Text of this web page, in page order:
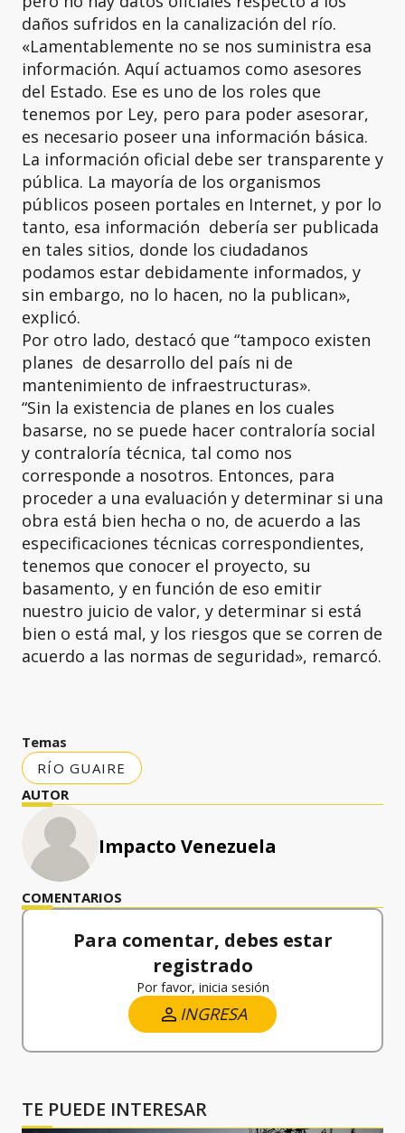
daños sufridos en la canalización del río.
«Lamentablemente no se nos suministra esa
información. Aquí actuamos como asesores
del Estado. Ese es uno de los roles que
tenemos por Ley, pero para poder asesorar,
es necesario poseer una información básica.
La información oficial debe ser transparente y
pública. La mayoría de los organismos
públicos poseen portales en Internet, y por lo
tanto, esa información debería ser publicada
en tales sitios, donde los ciudadanos
podamos estar debidamente informados, y
sin embargo, no lo hacen, no la publican»,
explicó.
Por otro lado, destacó que “tampoco existen
planes de desarrollo del país ni de
mantenimiento de infraestructuras».
“Sin la existencia de planes en los cuales
basarse, no se puede hacer contraloría social
y contraloría técnica, tal como nos
corresponde a nosotros. Entonces, para
proceder a una evaluación y determinar si una
obra está bien hecha o no, de acuerdo a las
especificaciones técnicas correspondientes,
tenemos que conocer el proyecto, su
basamento, y en función de eso emitir
nuestro juicio de valor, y determinar si está
bien o está mal, y los riesgos que se corren de
acuerdo a las normas de seguridad», remarcó.
Temas
RÍO GUAIRE
AUTOR
Impacto Venezuela
COMENTARIOS
Para comentar, debes estar
registrado
Por favor, inicia sesión
INGRESA
TE PUEDE INTERESAR